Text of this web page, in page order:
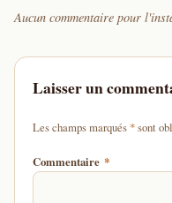
Aucun commentaire pour
Laisser un
Les champs marqués *d'un
sont
Commentaire *